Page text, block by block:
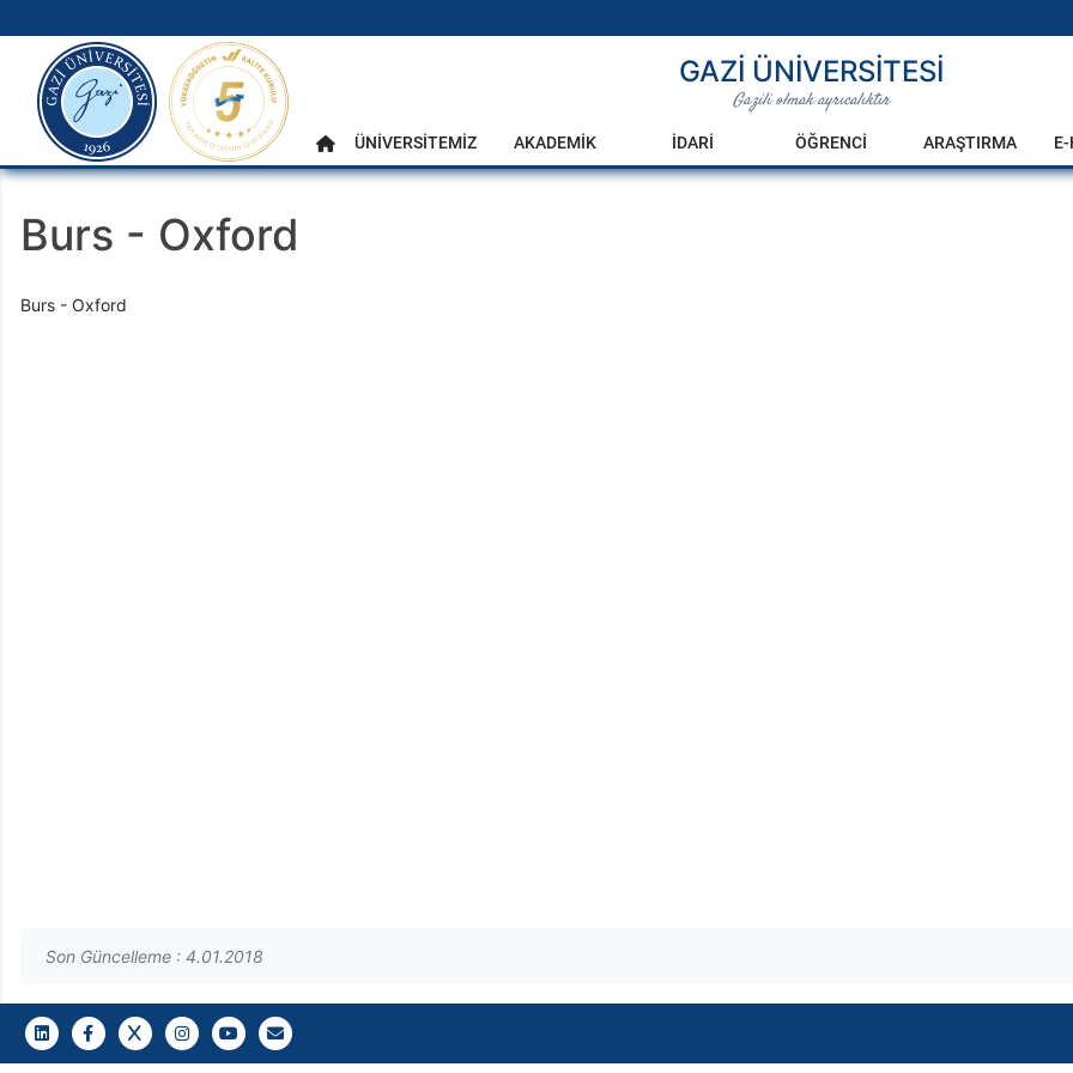
Ana Menü
gazi.edu.tr
GAZİ ÜNİVERSİTESİ
Gazili olmak ayrıcalıktır
Anasayfa
ÜNİVERSİTEMİZ AKADEMİK İDARİ ÖĞRENCİ ARAŞTIRMA
Burs - Oxford
Burs - Oxford
Son Güncelleme : 4.01.2018
LinkedInFacebookTwitterInstagramYoutubeGazi E-Mail